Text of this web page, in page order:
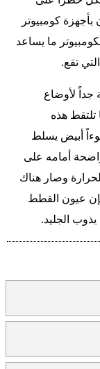
كومبيوتر
ما يساعد
تقع.
لأوضاع
هذه
أبيض يسلط
أمامه على
وصار هناك
عيون القطط
الجليد.